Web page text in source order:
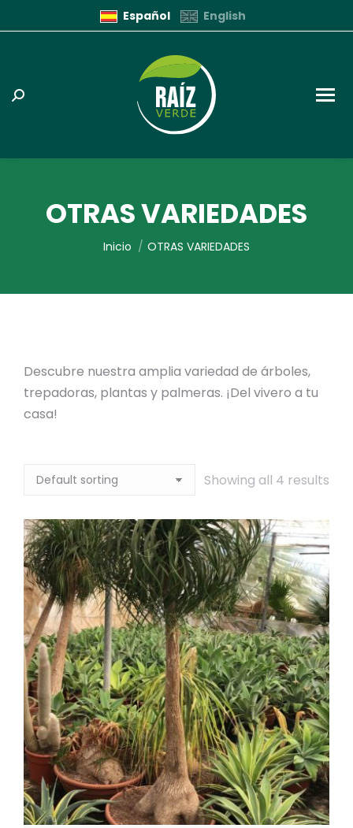
Español English
Buscar:
OTRAS VARIEDADES
Estás aquí:
Inicio OTRAS VARIEDADES
Descubre nuestra amplia variedad de árboles,
trepadoras, plantas y palmeras. ¡Del vivero a tu
casa!
Showing all 4 results